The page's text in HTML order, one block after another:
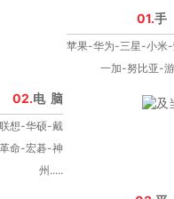
01.手
苹果-华为-三星-小
一加-努比亚-
02.电 脑
想-华硕-戴
命-宏碁-神
州.....